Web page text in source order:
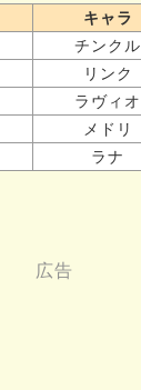
キャラ
チンクル
リンク
ラヴィオ
メドリ
ラナ